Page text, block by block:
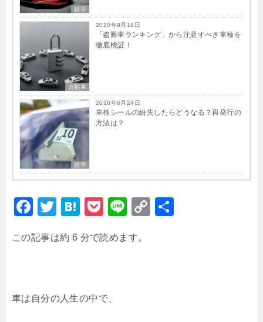
雑学
自動車
2020年9月18日
「盗難車ランキング」から注意すべき車種を
徹底検証！
雑学
2020年6月24日
車検シールの紛失したらどうなる？再発行の
方法は？
F
c
o
T
tt
H
e
P
c
Li
e
C
この記事は約 6 分で読めます。
車は自分の人生の中で、